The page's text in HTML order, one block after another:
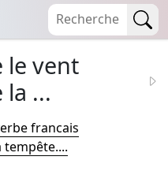
le vent
la ...
francais
tempête....